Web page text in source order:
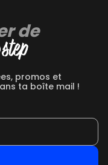
de
promos et
ta boîte mail !